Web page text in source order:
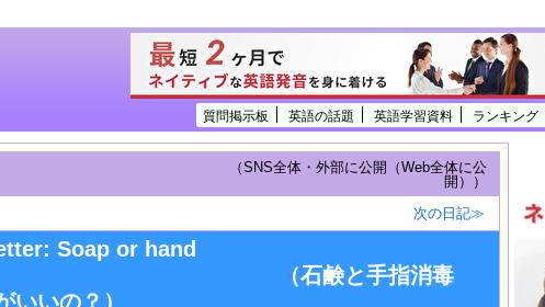
質問掲示板 英語の話題 英語学習資料 ランキング
（SNS全体・外部に公開（Web全体に公
開））
次の日記≫
Soap or hand
（石鹸と手指消毒
いいの？）